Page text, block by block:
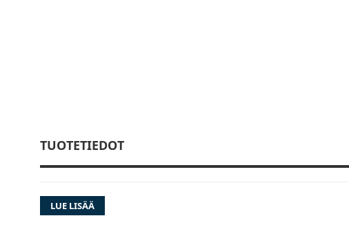
TUOTETIEDOT
LUE LISÄÄ